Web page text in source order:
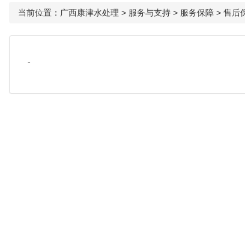
当前位置： 广西康津水处理 > 服务与支持 > 服务保障 > 售后
-